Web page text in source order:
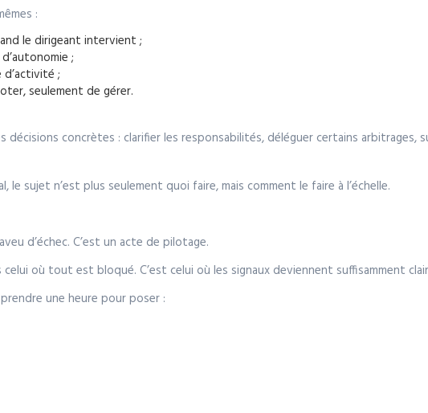
:
le dirigeant intervient ;
;
;
seulement de gérer.
décisions concrètes : clarifier les responsabilités, déléguer certains
le sujet n’est plus seulement quoi faire, mais comment le faire à l’échelle.
d’échec. C’est un acte de pilotage.
où tout est bloqué. C’est celui où les signaux deviennent suffisamment
une heure pour poser :